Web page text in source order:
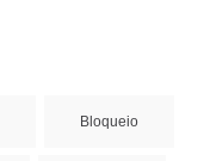
Bloqueio